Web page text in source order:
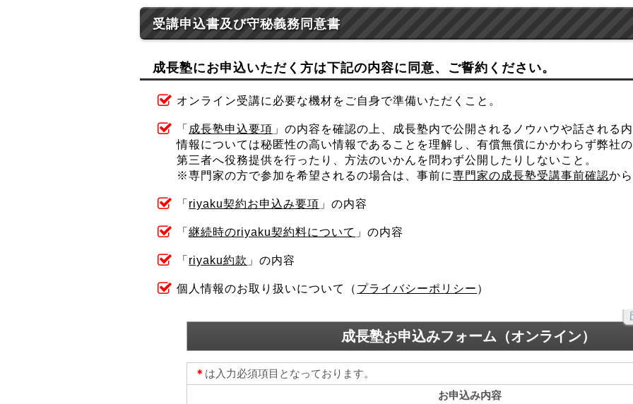
受講申込書及び守秘義務同意書
成長塾にお申込いただく方は下記の内容に同意、ご誓約ください。
オンライン受講に必要な機材をご自身で準備いただくこと。
「 成長塾申込要項 」の内容を確認の上、成長塾内で公開されるノウハウや話される
情報については秘匿性の高い情報であることを理解し、有償無償にかかわらず弊社
第三者へ役務提供を行ったり、方法のいかんを問わず公開したりしないこと。
※専門家の方で参加を希望されるの場合は、事前に専門家の成長塾受講事前確認か
「 riyaku契約お申込み要項 」の内容
「継続時のriyaku契約料について 」の内容
「 riyaku約款 」の内容
個人情報のお取り扱いについて（ プライバシーポリシー ）